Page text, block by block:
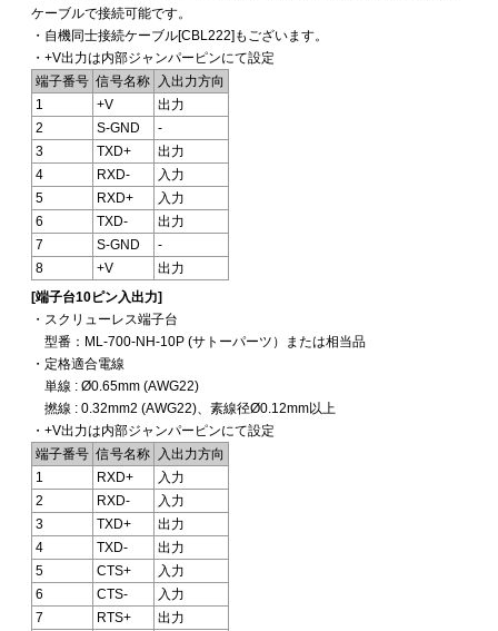
ケーブルで接続可能です。
・自機同士接続ケーブル[CBL222]もございます。
・+V出力は内部ジャンパーピンにて設定
端子番号 信号名称
入出力方向
1
+V
出力
2
S-GND
-
3
TXD+
出力
4
RXD-
入力
5
RXD+
入力
6
TXD-
出力
7
S-GND
-
8
+V
出力
[端子台10ピン入出力]
・スクリューレス端子台
型番：ML-700-NH-10P (サトーパーツ）または相当品
・定格適合電線
単線 : Ø0.65mm (AWG22)
撚線 : 0.32mm2 (AWG22)、素線径Ø0.12mm以上
・+V出力は内部ジャンパーピンにて設定
端子番号 信号名称
入出力方向
1
RXD+
入力
2
RXD-
入力
3
TXD+
出力
4
TXD-
出力
5
CTS+
入力
6
CTS-
入力
7
RTS+
出力